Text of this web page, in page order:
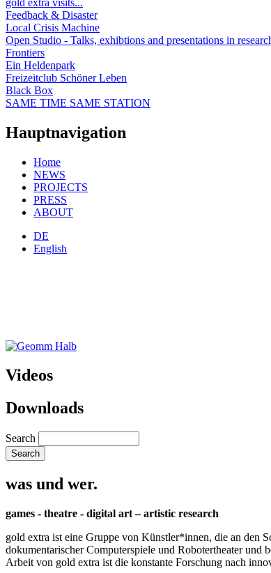
Feedback & Disaster
Local Crisis Machine
Open Studio - Talks, exhibtions and presentations in
Frontiers
Ein Heldenpark
Freizeitclub Schöner Leben
Black Box
SAME TIME SAME STATION
Hauptnavigation
Home
NEWS
PROJECTS
PRESS
ABOUT
DE
English
Videos
Downloads
Search
was und wer.
games - theatre - digital art – artistic research
gold extra ist eine Gruppe von Künstler*innen, die an den
dokumentarischer Computerspiele und Robotertheater
Arbeit von gold extra ist die konstante Forschung nach